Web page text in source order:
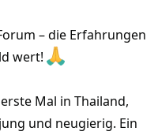
– die Erfahrungen
wert!
Mal in Thailand,
und neugierig. Ein